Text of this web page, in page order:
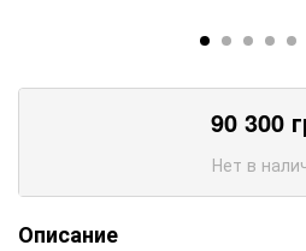
90 300
Нет в
Описание